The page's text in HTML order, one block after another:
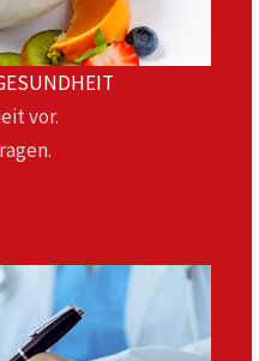
vor.